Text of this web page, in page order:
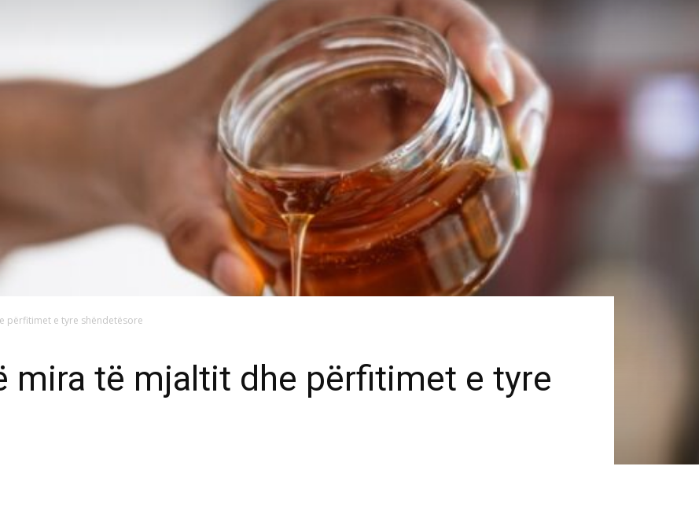
përfitimet e tyre shëndetësore
mira të mjaltit dhe përfitimet e tyre